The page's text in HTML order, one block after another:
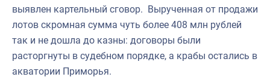
выявлен картельный сговор. Вырученная от продажи
лотов скромная сумма чуть более 408 млн рублей
так и не дошла до казны: договоры были
расторгнуты в судебном порядке, а крабы остались в
акватории Приморья.